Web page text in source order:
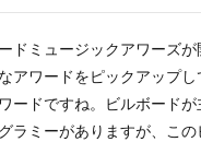
ドミュージックアワーズが
アワードをピックアップし
ードですね。ビルボード
ラミーがありますが、この